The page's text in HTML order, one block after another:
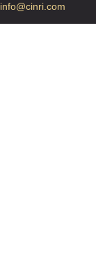
info@cinri.com